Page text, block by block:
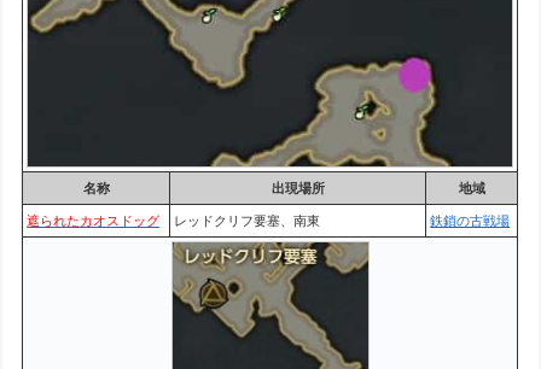
名称 出現場所 地域
遮られたカオスドッグ レッドクリフ要塞、南東 鉄鎖の古戦場